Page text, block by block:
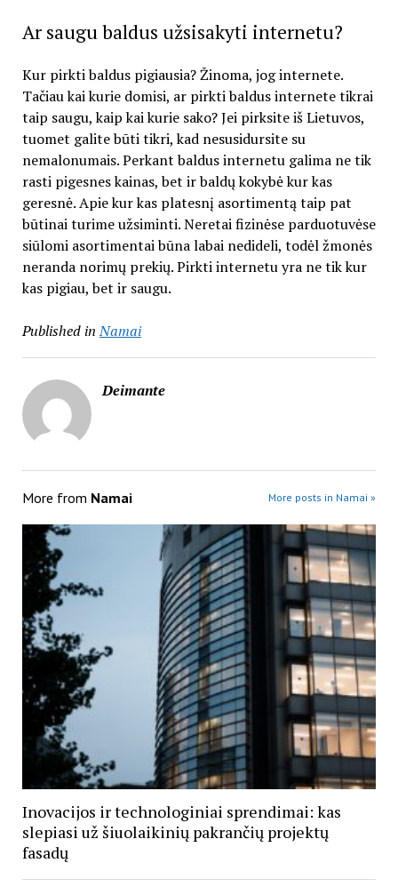
Ar saugu baldus užsisakyti internetu?
Kur pirkti baldus pigiausia? Žinoma, jog internete.
Tačiau kai kurie domisi, ar pirkti baldus internete tikrai
taip saugu, kaip kai kurie sako? Jei pirksite iš Lietuvos,
tuomet galite būti tikri, kad nesusidursite su
nemalonumais. Perkant baldus internetu galima ne tik
rasti pigesnes kainas, bet ir baldų kokybė kur kas
geresnė. Apie kur kas platesnį asortimentą taip pat
būtinai turime užsiminti. Neretai fizinėse parduotuvėse
siūlomi asortimentai būna labai nedideli, todėl žmonės
neranda norimų prekių. Pirkti internetu yra ne tik kur
kas pigiau, bet ir saugu.
Published in Namai
Deimante
More from Namai More posts in Namai »
Inovacijos ir technologiniai sprendimai: kas
slepiasi už šiuolaikinių pakrančių projektų
fasadų